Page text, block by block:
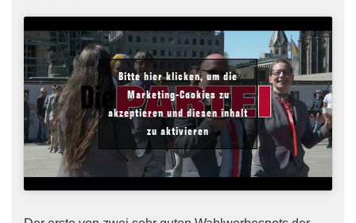
Bitte hier klicken, um die
Marketing-Cookies zu
akzeptieren und diesen inhalt
zu aktivieren